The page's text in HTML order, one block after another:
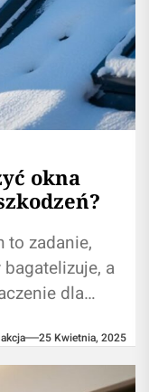
okna
to zadanie,
a
dla
25 Kwietnia, 2025